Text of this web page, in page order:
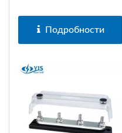
Подробности